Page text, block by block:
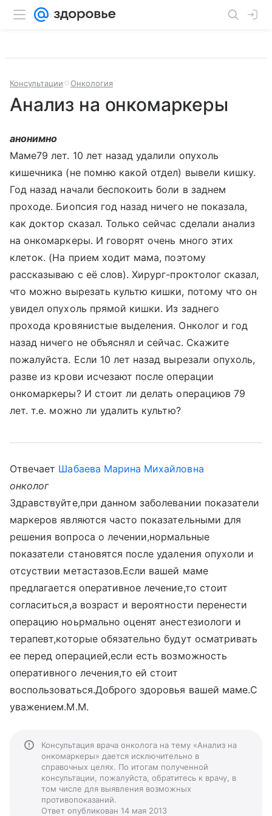
Консультации Онкология
Анализ на онкомаркеры
анонимно
Маме79 лет. 10 лет назад удалили опухоль
кишечника (не помню какой отдел) вывели кишку.
Год назад начали беспокоить боли в заднем
проходе. Биопсия год назад ничего не показала,
как доктор сказал. Только сейчас сделали анализ
на онкомаркеры. И говорят очень много этих
клеток. (На прием ходит мама, поэтому
рассказываю с её слов). Хирург-проктолог сказал,
что можно вырезать культю кишки, потому что он
увидел опухоль прямой кишки. Из заднего
прохода кровянистые выделения. Онколог и год
назад ничего не объяснял и сейчас. Скажите
пожалуйста. Если 10 лет назад вырезали опухоль,
разве из крови исчезают после операции
онкомаркеры? И стоит ли делать операциюв 79
лет. т.е. можно ли удалить культю?
Отвечает Шабаева Марина Михайловна
онколог
Здравствуйте,при данном заболевании показатели
маркеров являются часто показательными для
решения вопроса о лечении,нормальные
показатели становятся после удаления опухоли и
отсуствии метастазов.Если вашей маме
предлагается оперативное лечение,то стоит
согласиться,а возраст и вероятности перенести
операцию ноьрмально оценят анестезиологи и
терапевт,которые обязательно будут осматривать
ее перед операцией,если есть возможность
оперативного лечения,то ей стоит
воспользоваться.Доброго здоровья вашей маме.С
уважением.М.М.
Консультация врача онколога на тему «Анализ на
онкомаркеры» дается исключительно в
справочных целях. По итогам полученной
консультации, пожалуйста, обратитесь к врачу, в
том числе для выявления возможных
противопоказаний.
Ответ опубликован 14 мая 2013